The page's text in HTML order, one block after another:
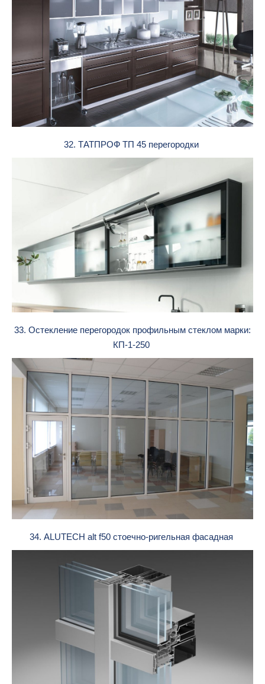
32. ТАТПРОФ ТП 45 перегородки
33. Остекление перегородок профильным стеклом марки:
КП-1-250
34. ALUTECH alt f50 стоечно-ригельная фасадная